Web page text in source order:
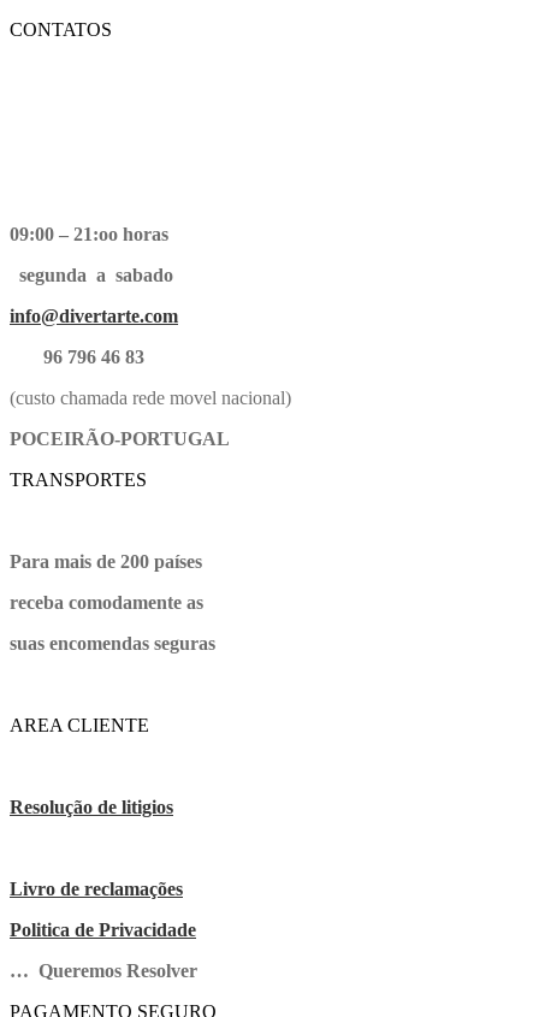
CONTATOS
09:00 – 21:oo horas
segunda a sabado
info@divertarte.com
96 796 46 83
(custo chamada rede movel nacional)
POCEIRÃO-PORTUGAL
TRANSPORTES
Para mais de 200 países
receba comodamente as
suas encomendas seguras
AREA CLIENTE
Resolução de litigios
Livro de reclamações
Politica de Privacidade
… Queremos Resolver
PAGAMENTO SEGURO